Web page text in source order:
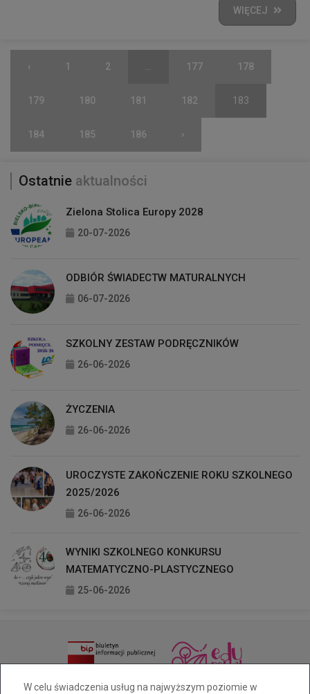
W celu świadczenia usług na najwyższym poziomie w
WIĘCEJ
‹ 1 2 177 178
179 180 181 182 183
184 185 186 ›
Ostatnie aktualności
Zielona Stolica Europy 2028
20-07-2026
ODBIÓR ŚWIADECTW MATURALNYCH
06-07-2026
SZKOLNY ZESTAW PODRĘCZNIKÓW
26-06-2026
ŻYCZENIA
26-06-2026
UROCZYSTE ZAKOŃCZENIE ROKU SZKOLNEGO
2025/2026
26-06-2026
WYNIKI SZKOLNEGO KONKURSU
MATEMATYCZNO-PLASTYCZNEGO
25-06-2026
33 811 92 21 sekretariat@zsoak.pl